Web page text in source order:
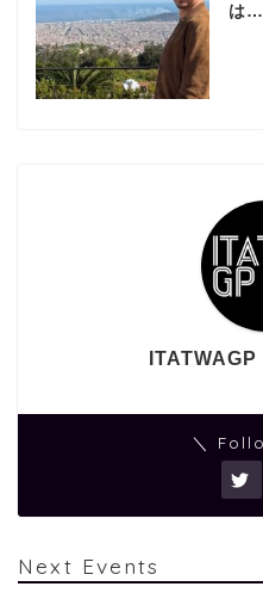
は…
＼
Next Events